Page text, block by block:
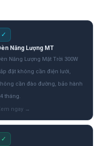
✓
Năng Lượng MT
Năng Lượng Mặt Trời 300W
đặt không cần điện lưới,
cần đào đường, bảo hành
tháng.
✓